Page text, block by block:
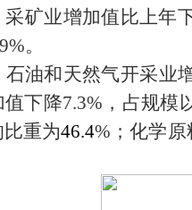
采矿业增加值比上年
。
石油和天然气开采业
值下降7.3% ，占规模
比重为46.4% ；化学